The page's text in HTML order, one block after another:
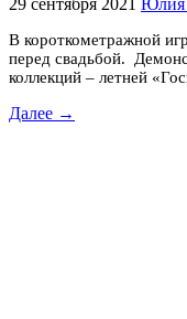
В короткометражной
перед свадьбой.
коллекций – летней
Далее →